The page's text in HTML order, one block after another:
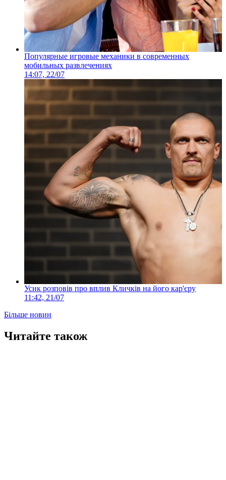
Популярные игровые механики в современных
мобильных развлечениях
14:07, 22/07
Усик розповів про вплив Кличків на його кар'єру
11:42, 21/07
Більше новин
Читайте також